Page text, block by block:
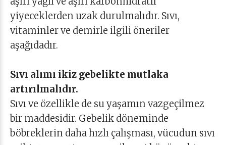
yiyeceklerden uzak durulmalıdır. Sıvı,
vitaminler ve demirle ilgili öneriler
aşağıdadır.
Sıvı alımı ikiz gebelikte mutlaka
artırılmalıdır.
Sıvı ve özellikle de su yaşamın vazgeçilmez
bir maddesidir. Gebelik döneminde
böbreklerin daha hızlı çalışması, vücudun sıvı